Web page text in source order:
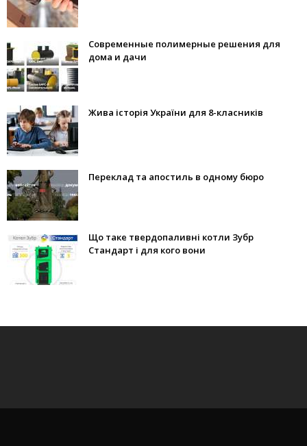
Современные полимерные решения для
дома и дачи
Жива історія України для 8-класників
Переклад та апостиль в одному бюро
Що таке твердопаливні котли Зубр
Стандарт і для кого вони